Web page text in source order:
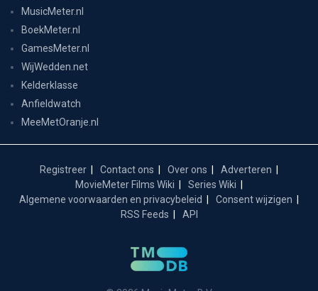
MusicMeter.nl
BoekMeter.nl
GamesMeter.nl
WijWedden.net
Kelderklasse
Anfieldwatch
MeeMetOranje.nl
Registreer Contact ons Over ons
Adverteren
MovieMeter Films Wiki
Series Wiki
Algemene voorwaarden en privacybeleid
Consent wijzigen
RSS Feeds
API